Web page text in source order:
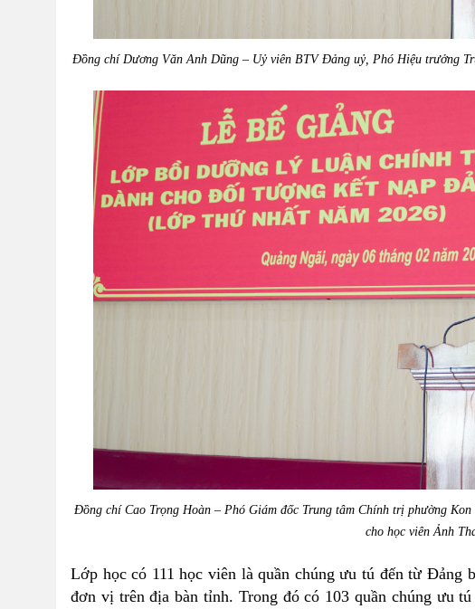
Đồng chí Dương Văn Anh Dũng – Uỷ viên BTV Đảng uỷ, Phó Hiệu trưởng
Đồng chí Cao Trọng Hoàn – Phó Giám đốc Trung tâm Chính trị phường
cho học viên Ảnh
Lớp học có 111 học viên là quần chúng ưu tú đến từ Đảng
đơn vị trên địa bàn tỉnh. Trong đó có 103 quần chúng ưu